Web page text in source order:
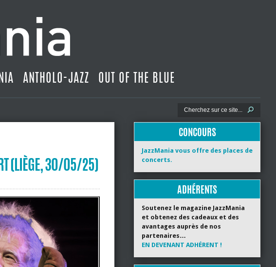
ANTHOLO-JAZZ OUT OF THE BLUE
(LIÈGE, 30/05/25)
CONCOURS
JazzMania vous offre des places de
concerts.
ADHÉRENTS
Soutenez le magazine JazzMania
et obtenez des cadeaux et des
avantages auprès de nos
partenaires…
EN DEVENANT ADHÉRENT !